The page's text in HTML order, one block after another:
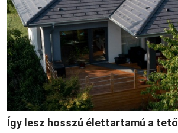
Így lesz hosszú élettartamú a tető